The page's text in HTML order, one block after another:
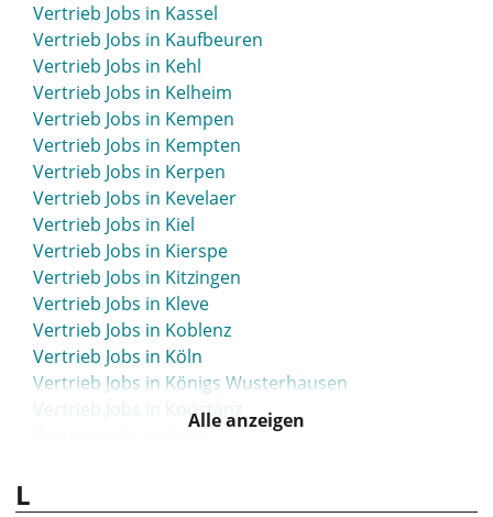
Vertrieb Jobs in Kassel
Vertrieb Jobs in Kaufbeuren
Vertrieb Jobs in Kehl
Vertrieb Jobs in Kelheim
Vertrieb Jobs in Kempen
Vertrieb Jobs in Kempten
Vertrieb Jobs in Kerpen
Vertrieb Jobs in Kevelaer
Vertrieb Jobs in Kiel
Vertrieb Jobs in Kierspe
Vertrieb Jobs in Kitzingen
Vertrieb Jobs in Kleve
Vertrieb Jobs in Koblenz
Vertrieb Jobs in Köln
Vertrieb Jobs in Königs Wusterhausen
Vertrieb Jobs in KonstanzAlle anzeigen
L